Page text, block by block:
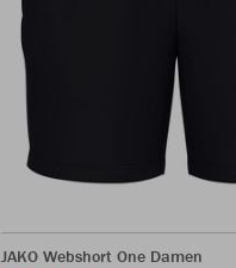
JAKO Webshort One Damen